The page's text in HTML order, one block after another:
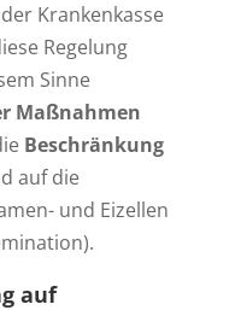
Krankenkasse
Regelung
Sinne
Maßnahmen
Beschränkung
auf die
und Eizellen
auf